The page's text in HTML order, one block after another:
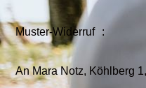
Muster-Widerruf :
An Mara Notz, Köhlberg